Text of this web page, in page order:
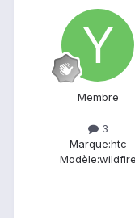
Membre
3
Marque:htc
Modèle:wildfire